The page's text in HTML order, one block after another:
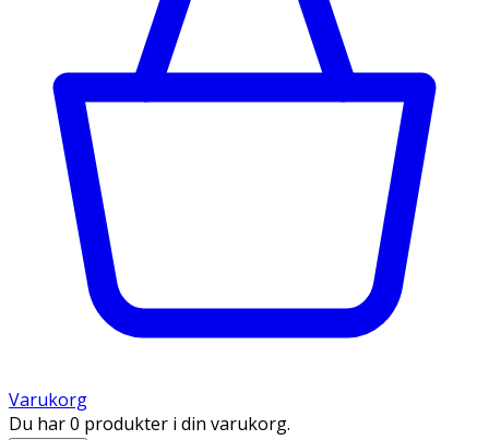
Varukorg
Du har 0 produkter i din varukorg.